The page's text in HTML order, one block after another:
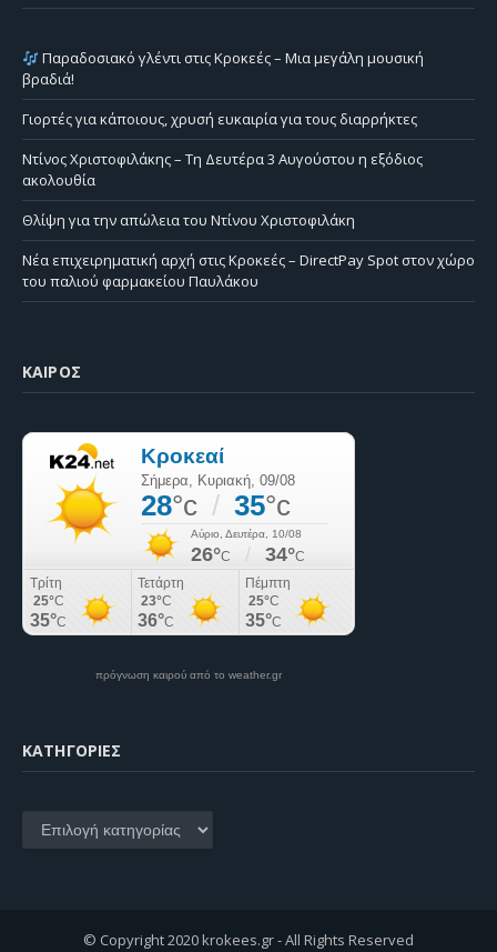
Παραδοσιακό γλέντι στις Κροκεές – Μια μεγάλη μουσική
βραδιά!
Γιορτές για κάποιους, χρυσή ευκαιρία για τους διαρρήκτες
Ντίνος Χριστοφιλάκης – Τη Δευτέρα 3 Αυγούστου η εξόδιος
ακολουθία
Θλίψη για την απώλεια του Ντίνου Χριστοφιλάκη
Νέα επιχειρηματική αρχή στις Κροκεές – DirectPay Spot στον χώρο
του παλιού φαρμακείου Παυλάκου
ΚΑΙΡΌΣ
πρόγνωση καιρού από το weather.gr
KΑΤΗΓΟΡΊΕΣ
Kατηγορίες
© Copyright 2020 krokees.gr - All Rights Reserved